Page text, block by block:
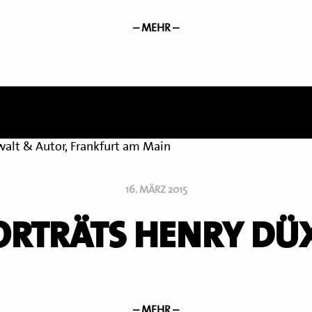
– MEHR –
16. MÄRZ 2015
HENRY